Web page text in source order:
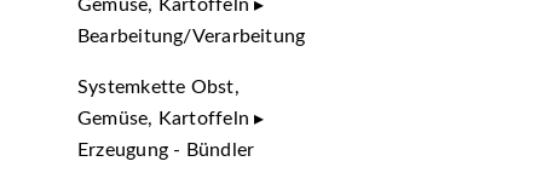
Gemüse, Kartoffeln ▸
Bearbeitung/Verarbeitung
Systemkette Obst,
Gemüse, Kartoffeln ▸
Erzeugung - Bündler